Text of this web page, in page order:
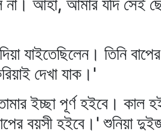
আহা, আমার যদি সেই
যাইতেছিলেন। তিনি
দেখা যাক।'
ইচ্ছা পূর্ণ হইবে।
বয়সী হইবে।' শুনিয়া